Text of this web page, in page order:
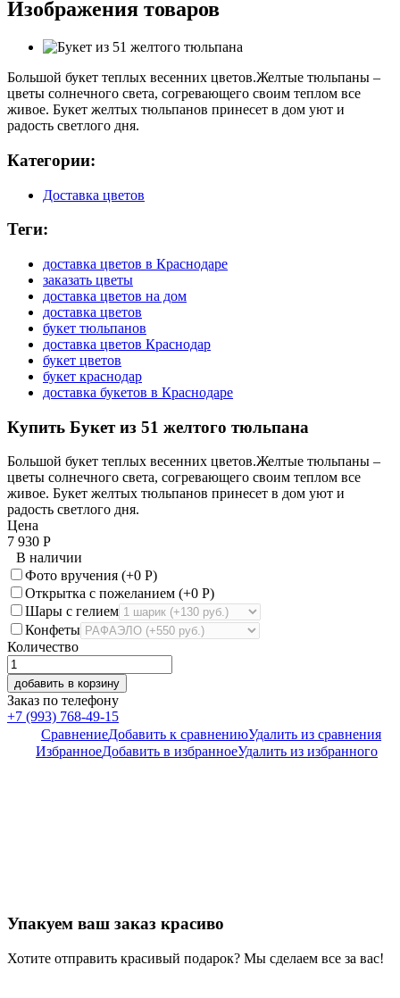
Изображения товаров
Большой букет теплых весенних цветов.Желтые тюльпаны –
цветы солнечного света, согревающего своим теплом все
живое. Букет желтых тюльпанов принесет в дом уют и
радость светлого дня.
Категории:
Доставка цветов
Теги:
доставка цветов в Краснодаре
заказать цветы
доставка цветов на дом
доставка цветов
букет тюльпанов
доставка цветов Краснодар
букет цветов
букет краснодар
доставка букетов в Краснодаре
Купить Букет из 51 желтого тюльпана
Большой букет теплых весенних цветов.Желтые тюльпаны –
цветы солнечного света, согревающего своим теплом все
живое. Букет желтых тюльпанов принесет в дом уют и
радость светлого дня.
Цена
7 930 Р
В наличии
Фото вручения (+0 Р)
Открытка с пожеланием (+0 Р)
Шары с гелием
Конфеты
Количество
добавить в корзину
Заказ по телефону
+7 (993) 768-49-15
СравнениеДобавить к сравнениюУдалить из сравнения
ИзбранноеДобавить в избранноеУдалить из избранного
Упакуем ваш заказ красиво
Хотите отправить красивый подарок? Мы сделаем все за вас!